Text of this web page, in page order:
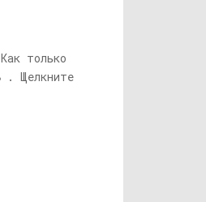
только
. Щелкните